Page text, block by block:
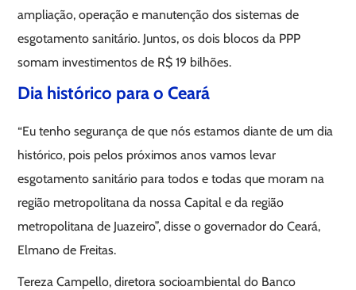
ampliação, operação e manutenção dos sistemas de
esgotamento sanitário. Juntos, os dois blocos da PPP
somam investimentos de R$ 19 bilhões.
Dia histórico para o Ceará
“Eu tenho segurança de que nós estamos diante de um dia
histórico, pois pelos próximos anos vamos levar
esgotamento sanitário para todos e todas que moram na
região metropolitana da nossa Capital e da região
metropolitana de Juazeiro”, disse o governador do Ceará,
Elmano de Freitas.
Tereza Campello, diretora socioambiental do Banco